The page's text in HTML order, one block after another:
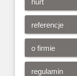
hurt
referencje
o firmie
regulamin